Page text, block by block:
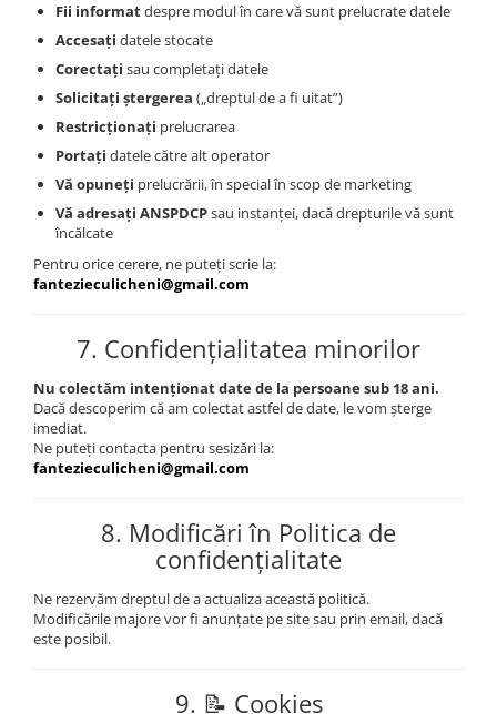
Fii informatdespre modul în care vă sunt prelucrate datele
Accesați datele stocate
Corectați sau completați datele
Solicitați ștergerea („dreptul de a fi uitat”)
Restricționați prelucrarea
Portați datele către alt operator
Vă opuneți prelucrării, în special în scop de marketing
Vă adresați ANSPDCPsau instanței, dacă drepturile vă sunt
încălcate
Pentru orice cerere, ne puteți scrie la:
fantezieculicheni@gmail.com
7. Confidențialitatea minorilor
Nu colectăm intenționat date de la persoane sub 18 ani.
Dacă descoperim că am colectat astfel de date, le vom șterge
imediat.
Ne puteți contacta pentru sesizări la:
fantezieculicheni@gmail.com
8. Modificări în Politica de
confidențialitate
Ne rezervăm dreptul de a actualiza această politică.
Modificările majore vor fi anunțate pe site sau prin email, dacă
este posibil.
9. 📝 Cookies